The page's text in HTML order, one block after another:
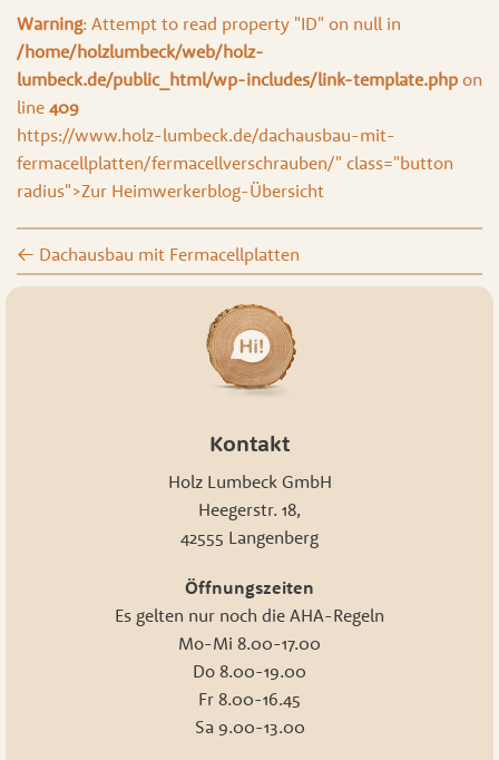
Warning: Attempt to read property "ID" on null in
/home/holzlumbeck/web/holz-
lumbeck.de/public_html/wp-includes/link-template.php on
line 409
https://www.holz-lumbeck.de/dachausbau-mit-
fermacellplatten/fermacellverschrauben/" class="button
radius">Zur Heimwerkerblog-Übersicht
← Dachausbau mit Fermacellplatten
Kontakt
Holz Lumbeck GmbH
Heegerstr. 18,
42555 Langenberg
Öffnungszeiten
Es gelten nur noch die AHA-Regeln
Mo-Mi 8.00-17.00
Do 8.00-19.00
Fr 8.00-16.45
Sa 9.00-13.00